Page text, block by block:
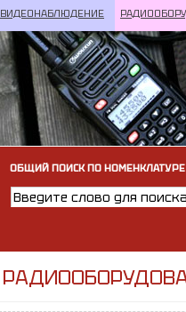
ВИДЕОНАБЛЮДЕНИЕ
ОБЩИЙ ПОИСК ПО НОМЕНКЛАТУРЕ